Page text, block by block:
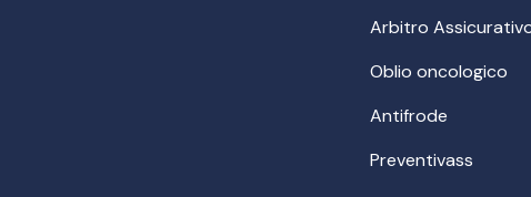
Arbitro
Oblio oncologico
Antifrode
Preventivass